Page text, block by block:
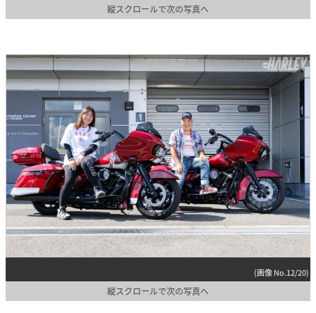
縦スクロールで次の写真へ
(画像 No.12/20)
縦スクロールで次の写真へ